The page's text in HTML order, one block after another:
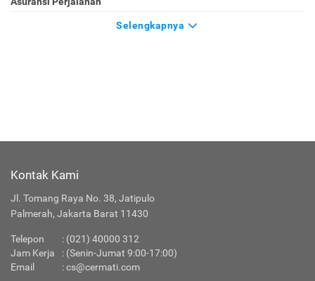
Selengkapnya
Kontak Kami
Jl. Tomang Raya No. 38, Jatipulo
Palmerah, Jakarta Barat 11430
Telepon : (021) 40000 312
Jam Kerja
: (Senin-Jumat 9:00-17:00)
Email
:cs@cermati.com